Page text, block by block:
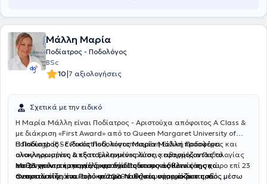
Μάλλη Μαρία
Ποδίατρος - Ποδολόγος
BSc
10|7 αξιολογήσεις
Σχετικά με την ειδικό
Η Μαρία Μάλλη είναι Ποδίατρος - Αριστούχα απόφοιτος A Class &
με διάκριση «First Award» από το Queen Margaret University of
Edinburgh (BSc Podiatrist), πιστοποιημένη Ειδική Ποδολόγος και
αναγνωρισμένη από το Ελληνικό κράτος, καθηγήτρια Ποδολογίας
και με πολυετή ενεργή δραστηριότητα στον ιδιωτικό της χώρο επί 23
συναπτά έτη, όπου από το 2020 έως και σήμερα διατηρεί
Η Ποδίατρος - Ειδικός Ποδολόγος Μαρία Μάλλη προσφέρει
ολοκληρωμένες & εξατομικευμένες λύσεις εφαρμόζοντας το
ασθενοκεντρικο μοντέλο φροντίδας στους ασθενείς της και
αντιμετωπίζει ένα ευρύ φάσμα παθήσεων του άκρου ποδός μέσω
Με 23 χρόνια εμπειρίας και δύο Ποδιατρικές Κλινικές σε
Θεσσαλονίκη και Πολύκαστρο-Ν. Κιλκίς εφαρμόζει τις πιο